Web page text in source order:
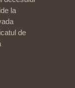
la
de